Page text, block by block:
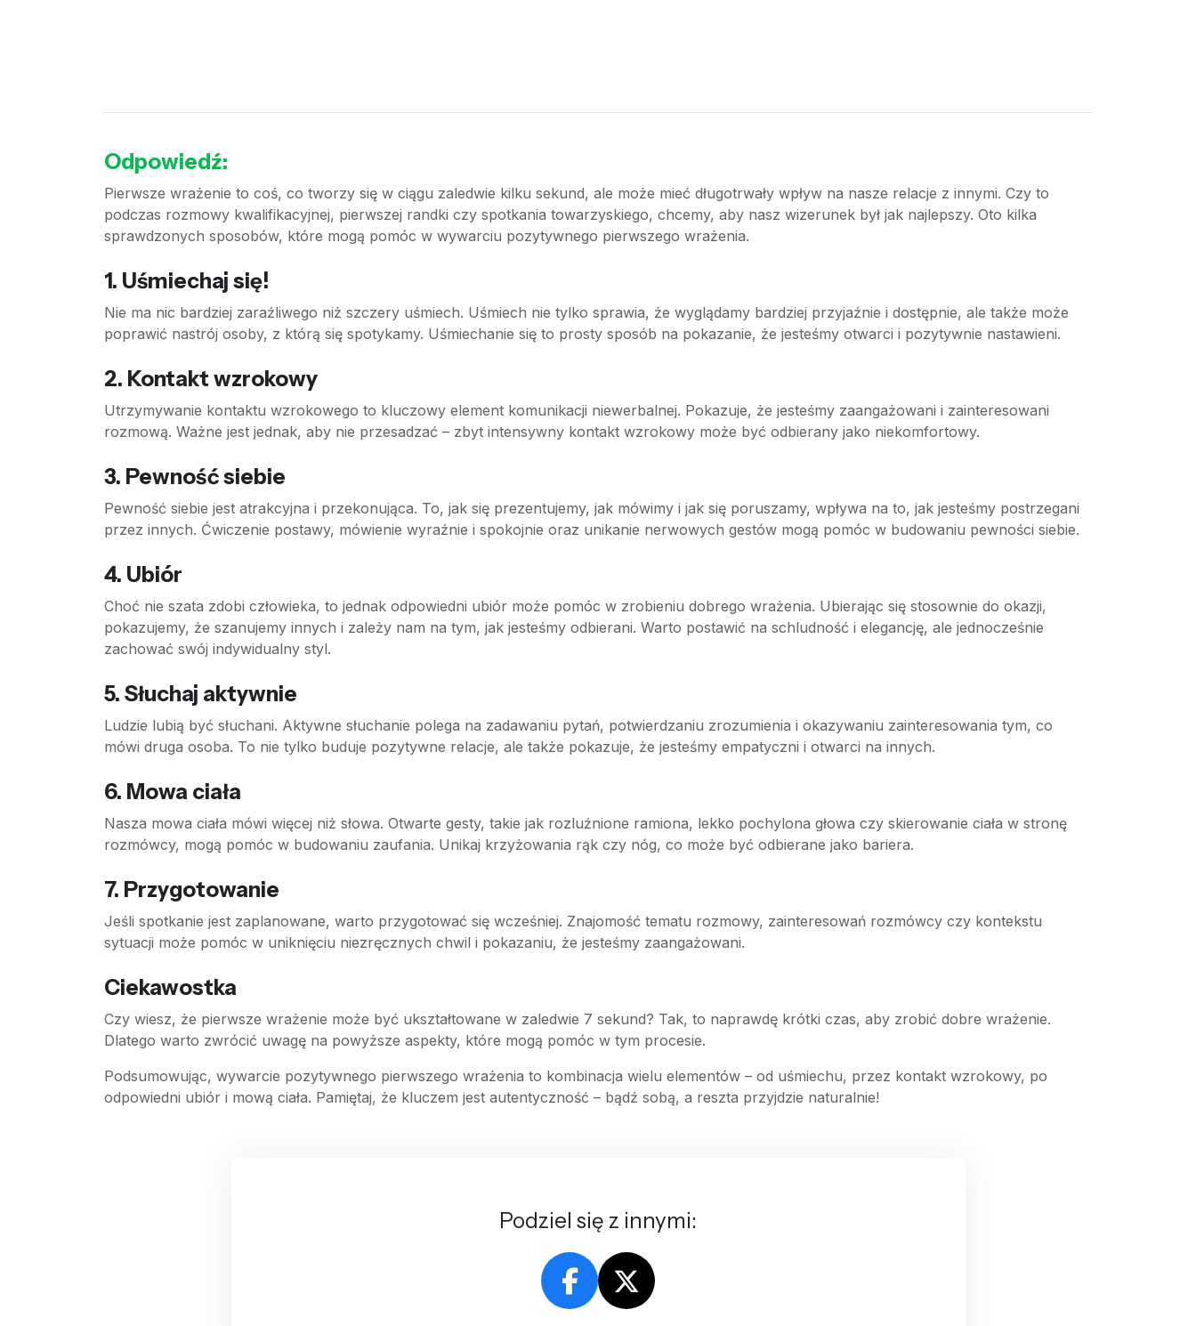
Odpowiedź:
Pierwsze wrażenie to coś, co tworzy się w ciągu zaledwie kilku sekund, ale może mieć długotrwały wpływ na nasze relacje z innymi. Czy to
podczas rozmowy kwalifikacyjnej, pierwszej randki czy spotkania towarzyskiego, chcemy, aby nasz wizerunek był jak najlepszy. Oto kilka
sprawdzonych sposobów, które mogą pomóc w wywarciu pozytywnego pierwszego wrażenia.
1. Uśmiechaj się!
Nie ma nic bardziej zaraźliwego niż szczery uśmiech. Uśmiech nie tylko sprawia, że wyglądamy bardziej przyjaźnie i dostępnie, ale także może
poprawić nastrój osoby, z którą się spotykamy. Uśmiechanie się to prosty sposób na pokazanie, że jesteśmy otwarci i pozytywnie nastawieni.
2. Kontakt wzrokowy
Utrzymywanie kontaktu wzrokowego to kluczowy element komunikacji niewerbalnej. Pokazuje, że jesteśmy zaangażowani i zainteresowani
rozmową. Ważne jest jednak, aby nie przesadzać – zbyt intensywny kontakt wzrokowy może być odbierany jako niekomfortowy.
3. Pewność siebie
Pewność siebie jest atrakcyjna i przekonująca. To, jak się prezentujemy, jak mówimy i jak się poruszamy, wpływa na to, jak jesteśmy postrzegani
przez innych. Ćwiczenie postawy, mówienie wyraźnie i spokojnie oraz unikanie nerwowych gestów mogą pomóc w budowaniu pewności siebie.
4. Ubiór
Choć nie szata zdobi człowieka, to jednak odpowiedni ubiór może pomóc w zrobieniu dobrego wrażenia. Ubierając się stosownie do okazji,
pokazujemy, że szanujemy innych i zależy nam na tym, jak jesteśmy odbierani. Warto postawić na schludność i elegancję, ale jednocześnie
zachować swój indywidualny styl.
5. Słuchaj aktywnie
Ludzie lubią być słuchani. Aktywne słuchanie polega na zadawaniu pytań, potwierdzaniu zrozumienia i okazywaniu zainteresowania tym, co
mówi druga osoba. To nie tylko buduje pozytywne relacje, ale także pokazuje, że jesteśmy empatyczni i otwarci na innych.
6. Mowa ciała
Nasza mowa ciała mówi więcej niż słowa. Otwarte gesty, takie jak rozluźnione ramiona, lekko pochylona głowa czy skierowanie ciała w stronę
rozmówcy, mogą pomóc w budowaniu zaufania. Unikaj krzyżowania rąk czy nóg, co może być odbierane jako bariera.
7. Przygotowanie
Jeśli spotkanie jest zaplanowane, warto przygotować się wcześniej. Znajomość tematu rozmowy, zainteresowań rozmówcy czy kontekstu
sytuacji może pomóc w uniknięciu niezręcznych chwil i pokazaniu, że jesteśmy zaangażowani.
Ciekawostka
Czy wiesz, że pierwsze wrażenie może być ukształtowane w zaledwie 7 sekund? Tak, to naprawdę krótki czas, aby zrobić dobre wrażenie.
Dlatego warto zwrócić uwagę na powyższe aspekty, które mogą pomóc w tym procesie.
Podsumowując, wywarcie pozytywnego pierwszego wrażenia to kombinacja wielu elementów – od uśmiechu, przez kontakt wzrokowy, po
odpowiedni ubiór i mową ciała. Pamiętaj, że kluczem jest autentyczność – bądź sobą, a reszta przyjdzie naturalnie!
Podziel się z innymi: